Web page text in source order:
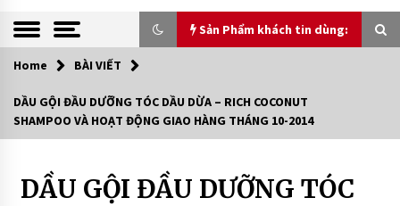
Sản Phẩm khách tin dùng:
Sản Phẩm khách tin dùng:
GIA CÔNG SẢN XUẤT SOAP XÀ PHÒNG SINH
6 years ago
Home BÀI VIẾT
DẦU GỘI ĐẦU DƯỠNG TÓC DẦU DỪA – RICH COCONUT
SHAMPOO VÀ HOẠT ĐỘNG GIAO HÀNG THÁNG 10-2014
BÀI
VIẾT
DẦU GỘI ĐẦU DƯỠNG TÓC